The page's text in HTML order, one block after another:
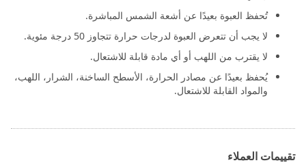
تُحفظ العبوة بعيدًا عن أشعة الشمس المباشرة.
لا يجب أن تتعرض العبوة لدرجات حرارة تتجاوز 50 درجة مئوية.
لا يقترب من اللهب أو أي مادة قابلة للاشتعال.
يُحفظ بعيدًا عن مصادر الحرارة، الأسطح الساخنة، الشرار، اللهب،
والمواد القابلة للاشتعال.
تقييمات العملاء